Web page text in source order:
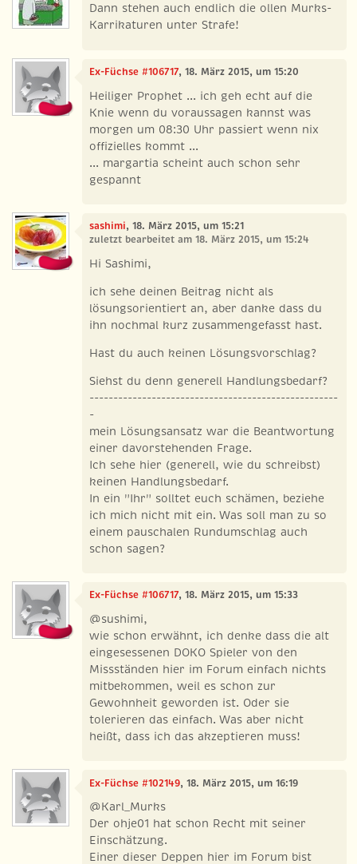
Dann stehen auch endlich die ollen Murks-
Karrikaturen unter Strafe!
Ex-Füchse #106717, 18. März 2015, um 15:20
Heiliger Prophet ... ich geh echt auf die
Knie wenn du voraussagen kannst was
morgen um 08:30 Uhr passiert wenn nix
offizielles kommt ...
... margartia scheint auch schon sehr
gespannt
sashimi, 18. März 2015, um 15:21
zuletzt bearbeitet am 18. März 2015, um 15:24
Hi Sashimi,
ich sehe deinen Beitrag nicht als
lösungsorientiert an, aber danke dass du
ihn nochmal kurz zusammengefasst hast.
Hast du auch keinen Lösungsvorschlag?
Siehst du denn generell Handlungsbedarf?
----------------------------------------------------
-
mein Lösungsansatz war die Beantwortung
einer davorstehenden Frage.
Ich sehe hier (generell, wie du schreibst)
keinen Handlungsbedarf.
In ein "Ihr" solltet euch schämen, beziehe
ich mich nicht mit ein. Was soll man zu so
einem pauschalen Rundumschlag auch
schon sagen?
Ex-Füchse #106717, 18. März 2015, um 15:33
@sushimi,
wie schon erwähnt, ich denke dass die alt
eingesessenen DOKO Spieler von den
Missständen hier im Forum einfach nichts
mitbekommen, weil es schon zur
Gewohnheit geworden ist. Oder sie
tolerieren das einfach. Was aber nicht
heißt, dass ich das akzeptieren muss!
Ex-Füchse #102149, 18. März 2015, um 16:19
@Karl_Murks
Der ohje01 hat schon Recht mit seiner
Einschätzung.
Einer dieser Deppen hier im Forum bist